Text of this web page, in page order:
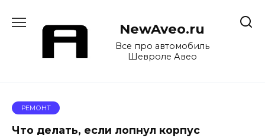
содержанию
NewAveo.ru
Все про автомобиль
Шевроле Авео
РЕМОНТ
Что делать, если лопнул корпус